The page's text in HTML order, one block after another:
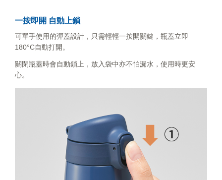
一按即開 自動上鎖
可單手使用的彈蓋設計，只需輕輕一按開關鍵，瓶蓋立即
180°C自動打開。
關閉瓶蓋時會自動鎖上，放入袋中亦不怕漏水，使用時更安
心。